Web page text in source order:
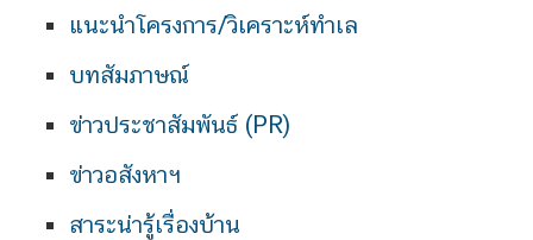
แนะนำโครงการ/วิเคราะห์ทำเล
บทสัมภาษณ์
ข่าวประชาสัมพันธ์ (PR)
ข่าวอสังหาฯ
สาระน่ารู้เรื่องบ้าน